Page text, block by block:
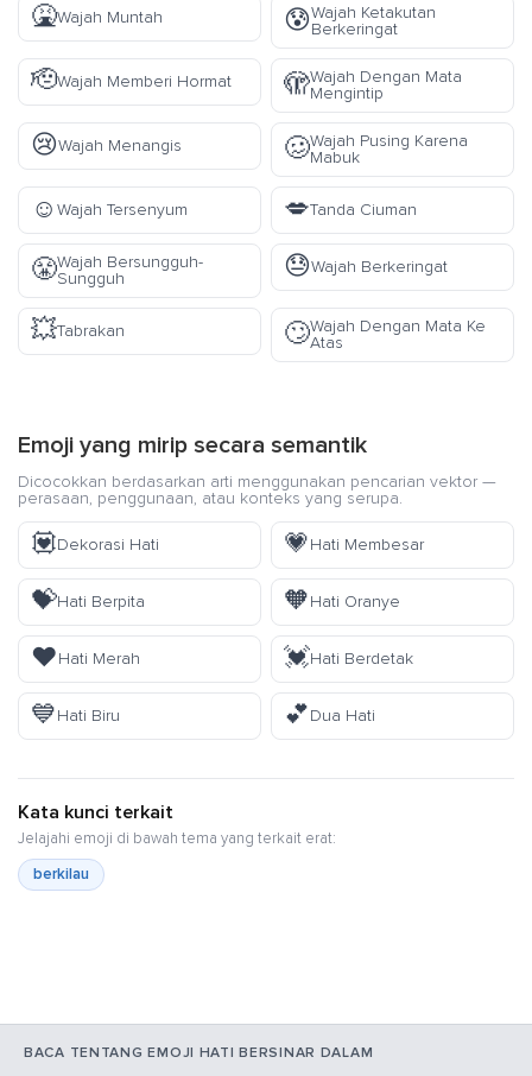
🤮Wajah Muntah 😰Wajah Ketakutan
Berkeringat
🫡Wajah Memberi Hormat 🫣Wajah Dengan Mata
Mengintip
😢Wajah Menangis 🥴Wajah Pusing Karena
Mabuk
☺️ Wajah Tersenyum 💋Tanda Ciuman
😤Wajah Bersungguh-
Sungguh
😓Wajah Berkeringat
💥Tabrakan 🙄Wajah Dengan Mata Ke
Atas
Emoji yang mirip secara semantik
Dicocokkan berdasarkan arti menggunakan pencarian vektor —
perasaan, penggunaan, atau konteks yang serupa.
💟Dekorasi Hati 💗Hati Membesar
💝Hati Berpita 🧡Hati Oranye
❤️Hati Merah 💓Hati Berdetak
💙Hati Biru 💕Dua Hati
Kata kunci terkait
Jelajahi emoji di bawah tema yang terkait erat:
berkilau
BACA TENTANG EMOJI HATI BERSINAR DALAM